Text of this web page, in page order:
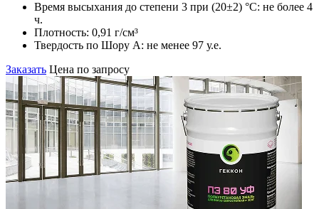
Время высыхания до степени 3 при (20±2) °С: не более 4
ч.
Плотность: 0,91 г/см³
Твердость по Шору А: не менее 97 у.е.
Заказать Цена по запросу